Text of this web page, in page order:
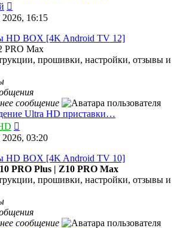
к
последнему
сообщению
16:15
HD BOX [4K Android TV 12]
PRO Max
прошивки, настройки, отзывы и
сообщение
Ultra HD приставки…
к
последнему
сообщению
03:20
HD BOX [4K Android TV 10]
PRO Plus | Z10 PRO Max
прошивки, настройки, отзывы и
сообщение